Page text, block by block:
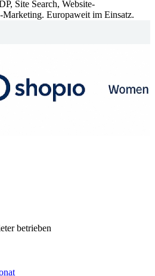
Site Search, Website-
Europaweit im Einsatz.
betrieben